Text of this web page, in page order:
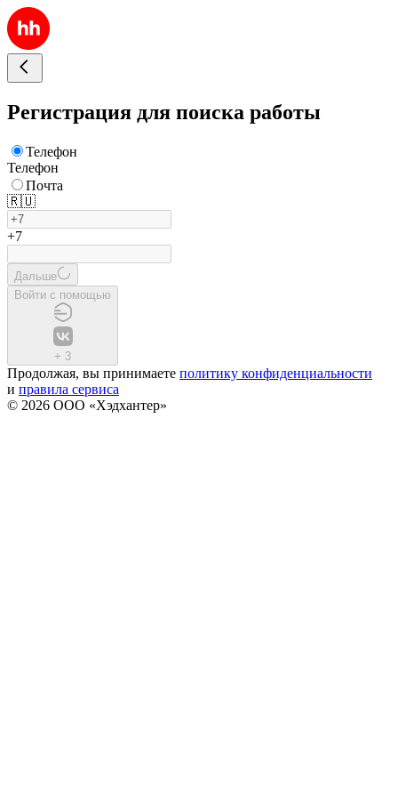
Регистрация для поиска работы
Телефон
Телефон
Почта
🇷🇺
+7
Дальше
Войти с помощью
+ 3
Продолжая, вы принимаете политику конфиденциальности
и правила сервиса
© 2026 ООО «Хэдхантер»